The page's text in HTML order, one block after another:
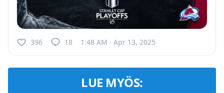
396 18 1:48 AM · Apr 13, 2025
LUE MYÖS: